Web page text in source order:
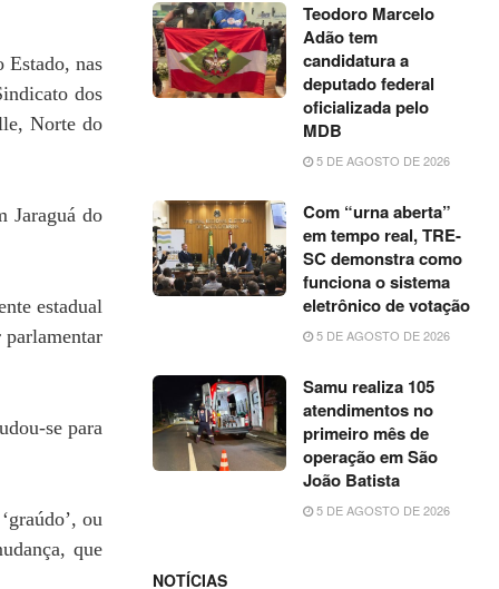
Estado, nas
dos
Norte do
Jaraguá do
estadual
parlamentar
se para
ou
que
Teodoro Marcelo
Adão tem
candidatura a
deputado federal
oficializada pelo
MDB
5 DE AGOSTO DE 2026
Com “urna aberta”
em tempo real, TRE-
SC demonstra como
funciona o sistema
eletrônico de votação
5 DE AGOSTO DE 2026
Samu realiza 105
atendimentos no
primeiro mês de
operação em São
João Batista
5 DE AGOSTO DE 2026
NOTÍCIAS